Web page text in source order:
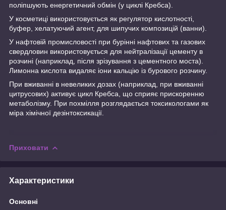
поліпшують енергетичний обмін (у циклі Кребса).
У косметиці використовується як регулятор кислотності,
буфер, хелатуючий агент, для шипучих композицій (ванни).
У нафтовій промисловості при бурінні нафтових та газових
свердловин використовується для нейтралізації цементу в
розчині (наприклад, після зрізування з цементного моста).
Лимонна кислота видаляє іони кальцію із бурового розчину.
При вживанні в невеликих дозах (наприклад, при вживанні
цитрусових) активує цикл Кребса, що сприяє прискоренню
метаболізму. При похмілля розглядається токсикологами як
міра хімічної дезінтоксикації.
Приховати
Характеристики
Основні